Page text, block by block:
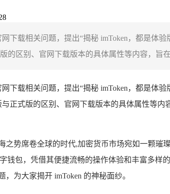
下载相关问题，提出“揭秘 imToken，都是体
的区别、官网下载版本的具体属性等内容，旨
网下载相关问题，提出“揭秘 imToken，都是体
正式版的区别、官网下载版本的具体属性等
之势席卷全球的时代,加密货币市场宛如一颗璀
钱包，凭借其便捷流畅的操作体验和丰富多样
为大家揭开 imToken 的神秘面纱。